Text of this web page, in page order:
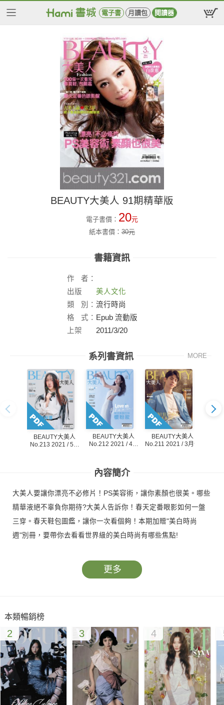
電子書 月讀包 閱讀器
BEAUTY大美人 91期精華版
電子書價： 20元
紙本書價： 30元
書籍資訊
作
者：
出版
社：
美人文化
類
別： 流行時尚
格
式： Epub 流動版
上架
2011/3/20
系列書資訊 MORE
BEAUTY大美人
No.213 2021 / 5月
BEAUTY大美人
No.212 2021 / 4月
BEAUTY大美人
No.211 2021 / 3月號
內容簡介
大美人要讓你漂亮不必修片！PS美容術，讓你素顏也很美。哪些
精華液絕不辜負你期待?大美人告訴你！春天定番眼影如何一盤
三穿。春天鞋包圖鑑，讓你一次看個夠！本期加贈"美白時尚
週"別冊，要帶你去看看世界級的美白時尚有哪些焦點!
更多
本類暢銷榜
2 3 4